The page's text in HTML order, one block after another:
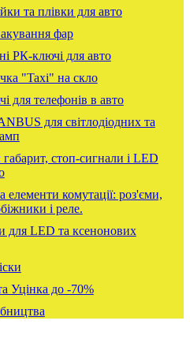
та плівки для авто
фар
РК-ключі для авто
"Taxi" на скло
для телефонів в авто
для світлодіодних та
стоп-сигнали і LED
елементи комутації: роз'єми,
і реле.
для LED та ксенонових
Уцінка до -70%